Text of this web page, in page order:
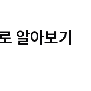
알아보기